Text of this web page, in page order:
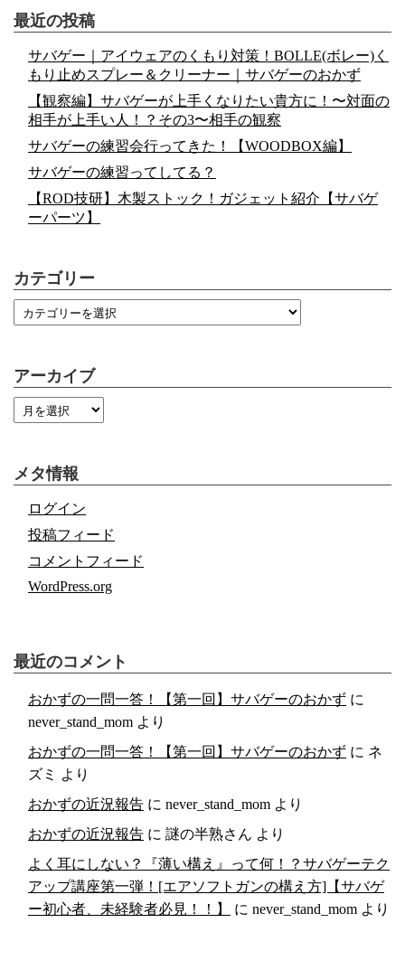
最近の投稿
サバゲー｜アイウェアのくもり対策！BOLLE(ボレー)く
もり止めスプレー＆クリーナー｜サバゲーのおかず
【観察編】サバゲーが上手くなりたい貴方に！〜対面の
相手が上手い人！？その3〜相手の観察
サバゲーの練習会行ってきた！【WOODBOX編】
サバゲーの練習ってしてる？
【ROD技研】木製ストック！ガジェット紹介【サバゲ
ーパーツ】
カテゴリー
アーカイブ
メタ情報
ログイン
投稿フィード
コメントフィード
WordPress.org
最近のコメント
おかずの一問一答！【第一回】サバゲーのおかず に
never_stand_mom より
おかずの一問一答！【第一回】サバゲーのおかず に ネ
ズミ
より
おかずの近況報告 に never_stand_mom より
おかずの近況報告 に 謎の半熟さん より
よく耳にしない？『薄い構え』って何！？サバゲーテク
アップ講座第一弾！[エアソフトガンの構え方]【サバゲ
ー初心者、未経験者必見！！】
に never_stand_mom より